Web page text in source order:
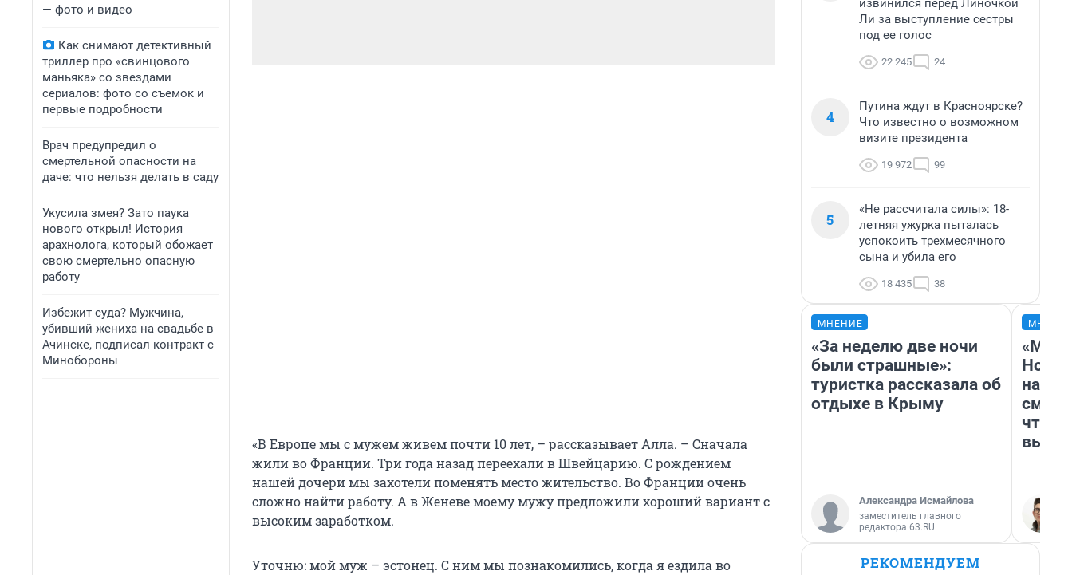
— фото и видео
Как снимают детективный
триллер про «свинцового
маньяка» со звездами
сериалов: фото со съемок и
первые подробности
Врач предупредил о
смертельной опасности на
даче: что нельзя делать в саду
Укусила змея? Зато паука
нового открыл! История
арахнолога, который обожает
свою смертельно опасную
работу
Избежит суда? Мужчина,
убивший жениха на свадьбе в
Ачинске, подписал контракт с
Минобороны
«В Европе мы с мужем живем почти 10 лет, – рассказывает Алла. – Сначала
жили во Франции. Три года назад переехали в Швейцарию. С рождением
нашей дочери мы захотели поменять место жительство. Во Франции очень
сложно найти работу. А в Женеве моему мужу предложили хороший вариант с
высоким заработком.
Уточню: мой муж – эстонец. С ним мы познакомились, когда я ездила во
извинился перед Линочкой
Ли за выступление сестры
под ее голос
22 245 24
4
Путина ждут в Красноярске?
Что известно о возможном
визите президента
19 972 99
5
«Не рассчитала силы»: 18-
летняя ужурка пыталась
успокоить трехмесячного
сына и убила его
18 435 38
МНЕНИЕ
«За неделю две ночи
были страшные»:
туристка рассказала об
отдыхе в Крыму
Александра Исмайлова
заместитель главного
редактора 63.RU
«Мы
РЕКОМЕНДУЕМ